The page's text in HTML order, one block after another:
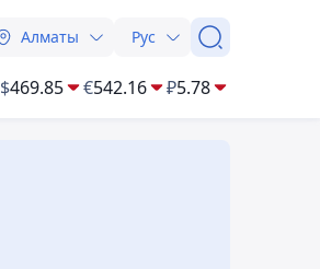
Алматы Рус
$469.85 €542.16 ₽5.78